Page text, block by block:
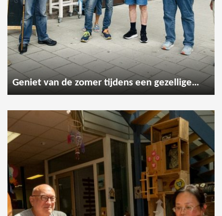
Geniet van de zomer tijdens een gezellige wandeling